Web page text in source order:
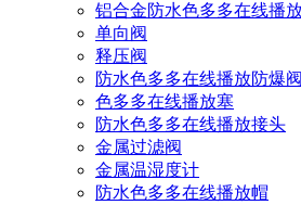
铝合金防水色多多在线播
单向阀
释压阀
防水色多多在线播放防爆阀
色多多在线播放塞
防水色多多在线播放接头
金属过滤阀
金属温湿度计
防水色多多在线播放帽